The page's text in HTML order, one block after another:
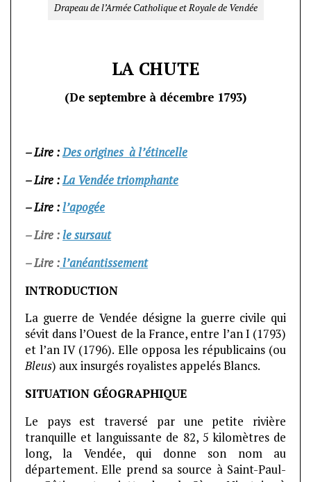
Drapeau de l’Armée Catholique et Royale de Vendée
LA CHUTE
(De septembre à décembre 1793)
– Lire :Des origines à l’étincelle
– Lire :La Vendée triomphante
– Lire :l’apogée
– Lire :le sursaut
– Lire :l’anéantissement
INTRODUCTION
La guerre de Vendée désigne la guerre civile qui
sévit dans l’Ouest de la France, entre l’an I (1793)
et l’an IV (1796). Elle opposa les républicains (ou
Bleus) aux insurgés royalistes appelés Blancs.
SITUATION GÉOGRAPHIQUE
Le pays est traversé par une petite rivière
tranquille et languissante de 82, 5 kilomètres de
long, la Vendée, qui donne son nom au
département. Elle prend sa source à Saint-Paul-